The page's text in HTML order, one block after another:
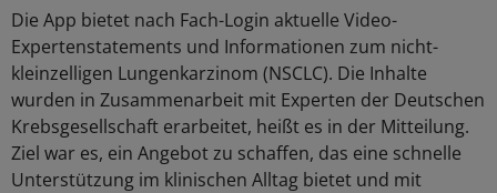
Die App bietet nach Fach-Login aktuelle Video-
Expertenstatements und Informationen zum nicht-
kleinzelligen Lungenkarzinom (NSCLC). Die Inhalte
wurden in Zusammenarbeit mit Experten der Deutschen
Krebsgesellschaft erarbeitet, heißt es in der Mitteilung.
Ziel war es, ein Angebot zu schaffen, das eine schnelle
Unterstützung im klinischen Alltag bietet und mit